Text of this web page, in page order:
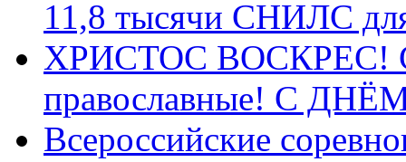
11,8 тысячи СНИЛС
ХРИСТОС ВОСКРЕС! С
православные! C
Всероссийские